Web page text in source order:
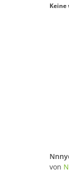
Keine
von